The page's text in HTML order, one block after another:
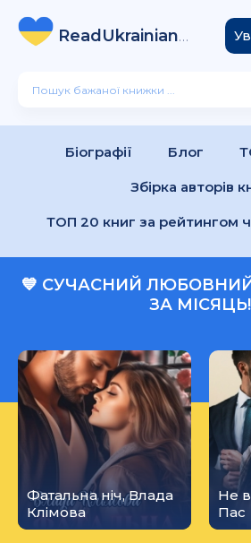
ReadUkrainian
Books
Біографії Блог
Збірка авторів
ТОП 20 книг за рейтингом
💙 СУЧАСНИЙ
ЗА МІСЯЦЬ!
Фатальна ніч, Влада
Клімова
Не
Пас